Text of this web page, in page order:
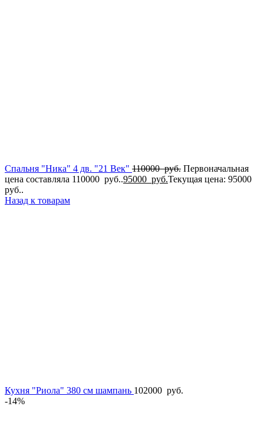
Спальня "Ника" 4 дв. "21 Век" 110000руб. Первоначальная
цена составляла 110000 руб..95000 руб.Текущая цена: 95000
руб..
Назад к товарам
Кухня "Риола" 380 см шампань 102000 руб.
-14%